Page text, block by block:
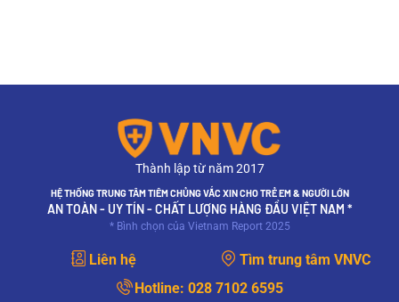
Thành lập từ năm 2017
HỆ THỐNG TRUNG TÂM TIÊM CHỦNG VẮC XIN CHO TRẺ EM & NGƯỜI LỚN
AN TOÀN - UY TÍN - CHẤT LƯỢNG HÀNG ĐẦU VIỆT NAM *
* Bình chọn của Vietnam Report 2025
Liên hệ
Tìm trung tâm VNVC
Hotline: 028 7102 6595